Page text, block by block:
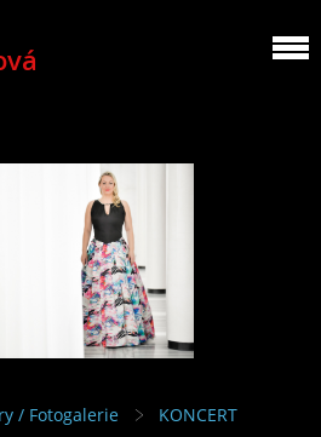
/ Fotogalerie
KONCERT